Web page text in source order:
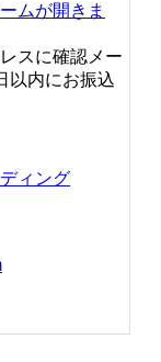
ムが開きま
スに確認メー
以内にお振込
ィング